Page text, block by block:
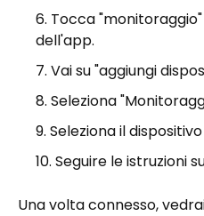
Tocca
dell'app.
Vai su "aggiungi
Seleziona
Seleziona il dispositivo
Seguire le istruzioni
Una volta connesso,